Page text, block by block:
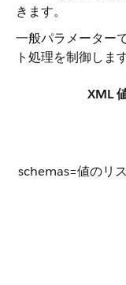
きます。
一般パラメーター
ト処理を制御します
XML
schemas=値のリ